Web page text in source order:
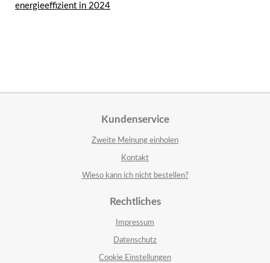
energieeffizient in 2024
Kundenservice
Zweite Meinung einholen
Kontakt
Wieso kann ich nicht bestellen?
Rechtliches
Impressum
Datenschutz
Cookie Einstellungen